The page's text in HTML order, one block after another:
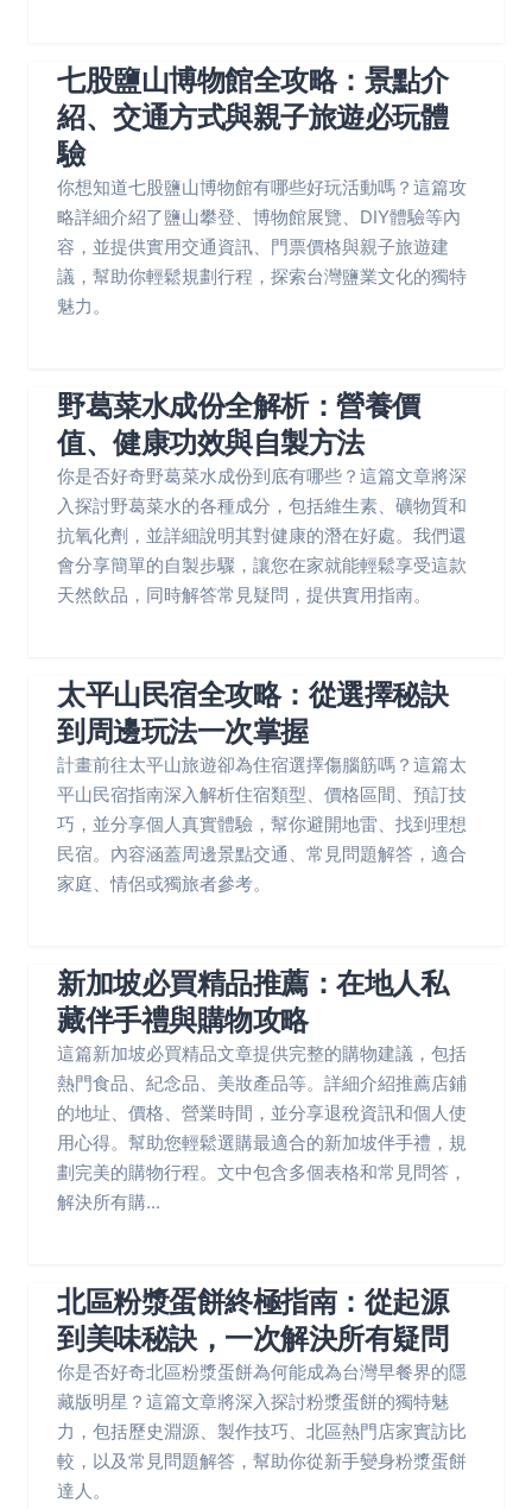
七股鹽山博物館全攻略：景點介
紹、交通方式與親子旅遊必玩體
驗
你想知道七股鹽山博物館有哪些好玩活動嗎？這篇攻
略詳細介紹了鹽山攀登、博物館展覽、DIY體驗等內
容，並提供實用交通資訊、門票價格與親子旅遊建
議，幫助你輕鬆規劃行程，探索台灣鹽業文化的獨特
魅力。
野葛菜水成份全解析：營養價
值、健康功效與自製方法
你是否好奇野葛菜水成份到底有哪些？這篇文章將深
入探討野葛菜水的各種成分，包括維生素、礦物質和
抗氧化劑，並詳細說明其對健康的潛在好處。我們還
會分享簡單的自製步驟，讓您在家就能輕鬆享受這款
天然飲品，同時解答常見疑問，提供實用指南。
太平山民宿全攻略：從選擇秘訣
到周邊玩法一次掌握
計畫前往太平山旅遊卻為住宿選擇傷腦筋嗎？這篇太
平山民宿指南深入解析住宿類型、價格區間、預訂技
巧，並分享個人真實體驗，幫你避開地雷、找到理想
民宿。內容涵蓋周邊景點交通、常見問題解答，適合
家庭、情侶或獨旅者參考。
新加坡必買精品推薦：在地人私
藏伴手禮與購物攻略
這篇新加坡必買精品文章提供完整的購物建議，包括
熱門食品、紀念品、美妝產品等。詳細介紹推薦店鋪
的地址、價格、營業時間，並分享退稅資訊和個人使
用心得。幫助您輕鬆選購最適合的新加坡伴手禮，規
劃完美的購物行程。文中包含多個表格和常見問答，
解決所有購...
北區粉漿蛋餅終極指南：從起源
到美味秘訣，一次解決所有疑問
你是否好奇北區粉漿蛋餅為何能成為台灣早餐界的隱
藏版明星？這篇文章將深入探討粉漿蛋餅的獨特魅
力，包括歷史淵源、製作技巧、北區熱門店家實訪比
較，以及常見問題解答，幫助你從新手變身粉漿蛋餅
達人。